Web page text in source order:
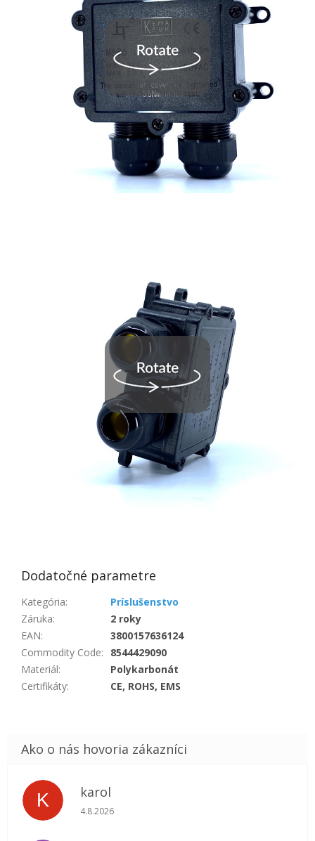
Dodatočné parametre
Kategória:
Príslušenstvo
Záruka:
2 roky
EAN:
3800157636124
Commodity Code:
8544429090
Materiál:
Polykarbonát
Certifikáty: CE, ROHS, EMS
K karol
Hodnotenie obchodu je 5 z 5 hviezdičiek.
4.8.2026